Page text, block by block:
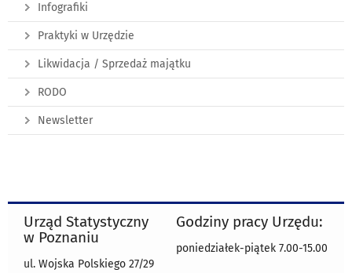
Infografiki
Praktyki w Urzędzie
Likwidacja / Sprzedaż majątku
RODO
Newsletter
Urząd Statystyczny
w Poznaniu
ul. Wojska Polskiego 27/29
Godziny pracy Urzędu:
poniedziałek-piątek 7.00-15.00